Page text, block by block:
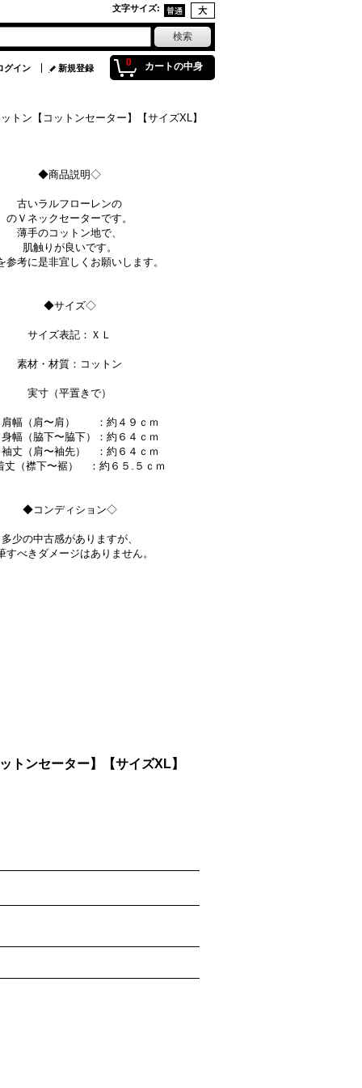
文字サイズ:
0 カートの中身
グイン 新規登録
トン【コットンセーター】【サイズXL】
◆商品説明◇
古いラルフローレンの
のＶネックセーターです。
薄手のコットン地で、
肌触りが良いです。
参考に是非宜しくお願いします。
◆サイズ◇
サイズ表記：ＸＬ
素材・材質：コットン
実寸（平置きで）
（肩〜肩） ：約４９ｃｍ
（脇下〜脇下）：約６４ｃｍ
（肩〜袖先） ：約６４ｃｍ
襟下〜裾） ：約６５.５ｃｍ
◆コンディション◇
多少の中古感がありますが、
すべきダメージはありません。
ンセーター】【サイズXL】